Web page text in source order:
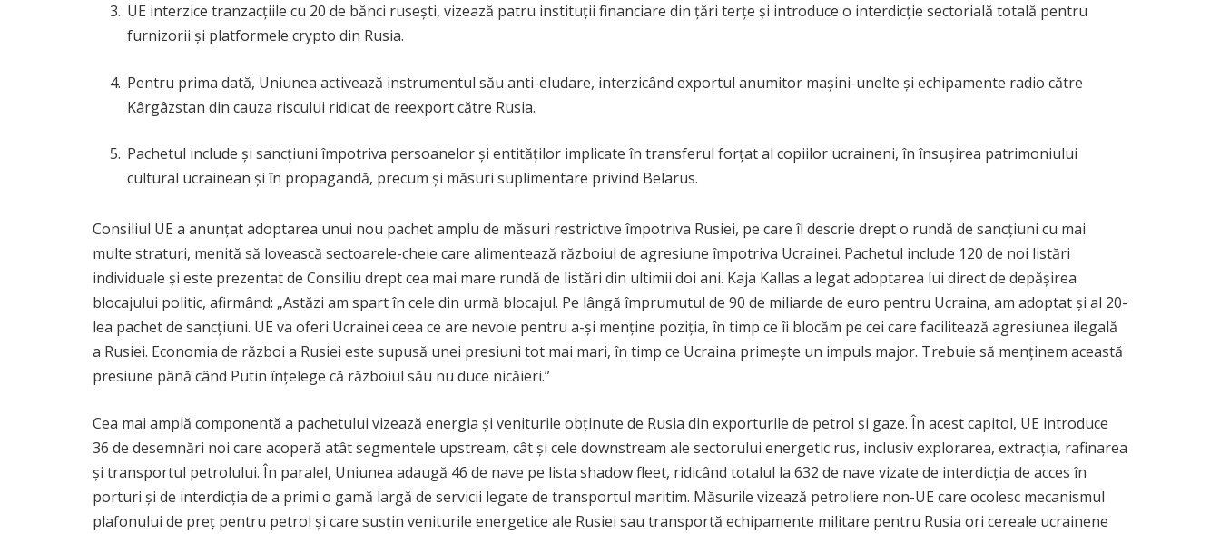
UE interzice tranzacțiile cu 20 de bănci rusești, vizează patru instituții financiare din țări terțe și introduce o interdicție sectorială totală pentru
furnizorii și platformele crypto din Rusia.
Pentru prima dată, Uniunea activează instrumentul său anti-eludare, interzicând exportul anumitor mașini-unelte și echipamente radio către
Kârgâzstan din cauza riscului ridicat de reexport către Rusia.
Pachetul include și sancțiuni împotriva persoanelor și entităților implicate în transferul forțat al copiilor ucraineni, în însușirea patrimoniului
cultural ucrainean și în propagandă, precum și măsuri suplimentare privind Belarus.
Consiliul UE a anunțat adoptarea unui nou pachet amplu de măsuri restrictive împotriva Rusiei, pe care îl descrie drept o rundă de sancțiuni cu mai
multe straturi, menită să lovească sectoarele-cheie care alimentează războiul de agresiune împotriva Ucrainei. Pachetul include 120 de noi listări
individuale și este prezentat de Consiliu drept cea mai mare rundă de listări din ultimii doi ani. Kaja Kallas a legat adoptarea lui direct de depășirea
blocajului politic, afirmând: „Astăzi am spart în cele din urmă blocajul. Pe lângă împrumutul de 90 de miliarde de euro pentru Ucraina, am adoptat și al 20-
lea pachet de sancțiuni. UE va oferi Ucrainei ceea ce are nevoie pentru a-și menține poziția, în timp ce îi blocăm pe cei care facilitează agresiunea ilegală
a Rusiei. Economia de război a Rusiei este supusă unei presiuni tot mai mari, în timp ce Ucraina primește un impuls major. Trebuie să menținem această
presiune până când Putin înțelege că războiul său nu duce nicăieri.”
Cea mai amplă componentă a pachetului vizează energia și veniturile obținute de Rusia din exporturile de petrol și gaze. În acest capitol, UE introduce
36 de desemnări noi care acoperă atât segmentele upstream, cât și cele downstream ale sectorului energetic rus, inclusiv explorarea, extracția, rafinarea
și transportul petrolului. În paralel, Uniunea adaugă 46 de nave pe lista shadow fleet, ridicând totalul la 632 de nave vizate de interdicția de acces în
porturi și de interdicția de a primi o gamă largă de servicii legate de transportul maritim. Măsurile vizează petroliere non-UE care ocolesc mecanismul
plafonului de preț pentru petrol și care susțin veniturile energetice ale Rusiei sau transportă echipamente militare pentru Rusia ori cereale ucrainene